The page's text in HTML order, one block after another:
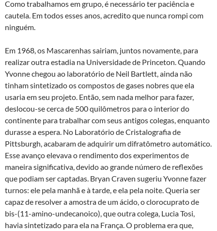
Como trabalhamos em grupo, é necessário ter paciência e
cautela. Em todos esses anos, acredito que nunca rompi com
ninguém.
Em 1968, os Mascarenhas sairiam, juntos novamente, para
realizar outra estadia na Universidade de Princeton. Quando
Yvonne chegou ao laboratório de Neil Bartlett, ainda não
tinham sintetizado os compostos de gases nobres que ela
usaria em seu projeto. Então, sem nada melhor para fazer,
deslocou-se cerca de 500 quilômetros para o interior do
continente para trabalhar com seus antigos colegas, enquanto
durasse a espera. No Laboratório de Cristalografia de
Pittsburgh, acabaram de adquirir um difratômetro automático.
Esse avanço elevava o rendimento dos experimentos de
maneira significativa, devido ao grande número de reflexões
que podiam ser captadas. Bryan Craven sugeriu Yvonne fazer
turnos: ele pela manhã e à tarde, e ela pela noite. Queria ser
capaz de resolver a amostra de um ácido, o clorocuprato de
bis-(11-amino-undecanoico), que outra colega, Lucia Tosi,
havia sintetizado para ela na França. O problema era que,